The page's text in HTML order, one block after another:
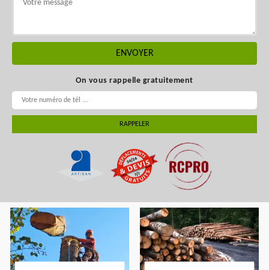
On vous rappelle gratuitement